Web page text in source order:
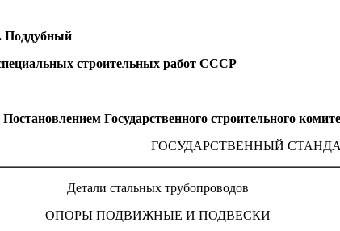
Поддубный
строительных работ СССР
Государственного строительного
ГОСУДАРСТВЕННЫЙ
Детали стальных трубопроводов
ОПОРЫ ПОДВИЖНЫЕ И ПОДВЕСКИ